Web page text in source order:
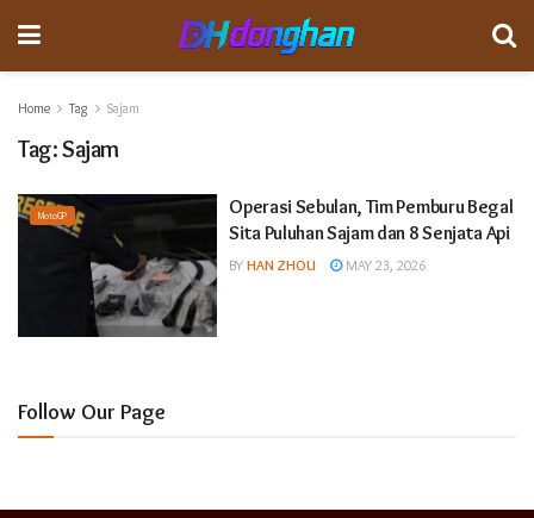
Home Tag Sajam
Tag:Sajam
MotoGP
Operasi Sebulan, Tim Pemburu Begal
Sita Puluhan Sajam dan 8 Senjata Api
BY HAN ZHOU MAY 23, 2026
Follow Our Page